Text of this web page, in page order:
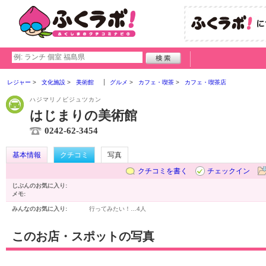
レジャー 文化施設 美術館 グルメ カフェ・喫茶 カフェ・喫茶店
ハジマリノビジュツカン
はじまりの美術館
0242-62-3454
基本情報 クチコミ
写真
クチコミを書く
チェックイン
じぶんのお気に入り:
メモ:
みんなのお気に入り: 行ってみたい！… 4人
このお店・スポットの写真